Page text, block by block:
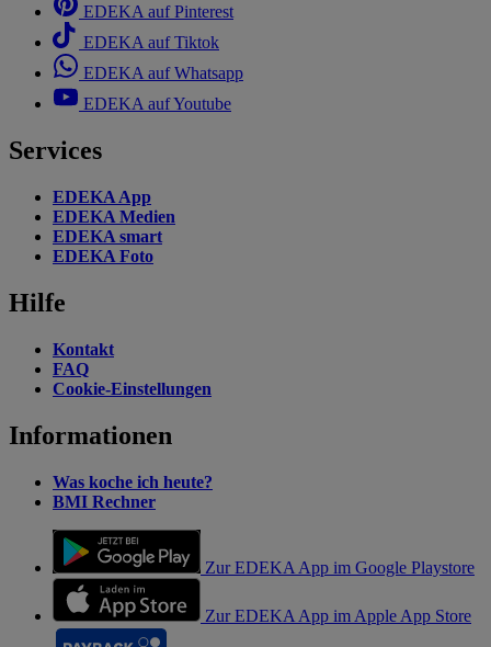
EDEKA auf Pinterest
EDEKA auf Tiktok
EDEKA auf Whatsapp
EDEKA auf Youtube
Services
EDEKA App
EDEKA Medien
EDEKA smart
EDEKA Foto
Hilfe
Kontakt
FAQ
Cookie-Einstellungen
Informationen
Was koche ich heute?
BMI Rechner
Zur EDEKA App im Google Playstore
Zur EDEKA App im Apple App Store